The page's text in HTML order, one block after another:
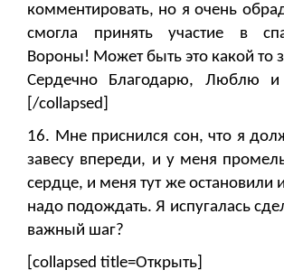
комментировать, но я очень
смогла принять участие в
Вороны! Может быть это какой то
Сердечно Благодарю, Люблю
[/collapsed]
16. Мне приснился сон, что я
завесу впереди, и у меня
сердце, и меня тут же остановили
надо подождать. Я испугалась
важный шаг?
[collapsed title=Открыть]